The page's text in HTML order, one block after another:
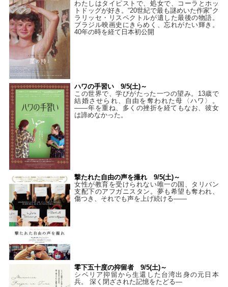
わたしはタイピストで、処⼥で、コーラとホッ
トドッグが好き。“20世紀で最も謎めいた作家”ク
ラリッセ・リスペクトルが遺した最後の物語。
ブラジル映画史にきらめく、忘れがたい輝き。
40年の時を経て⽇本初公開
ハワの手習い 9/5(土)～
この世界で、学びがたった一つの望み。13歳で
結婚させられ、自由を奪われた母〈ハワ〉。
——年を重ね、多くの挫折を経てもなお、彼女
は諦めなかった。
撃たれた自由の声を撮れ 9/5(土)～
女性が教育を受けられない唯一の国、タリバン
支配下のアフガニスタン。夢も希望も奪われ、
傷つき、それでも声を上げ続ける——
零下五十度の抑留者 9/5(土)～
シベリア抑留から生還した台湾出身の元日本
兵。 深く閉ざされた記憶をたどる—